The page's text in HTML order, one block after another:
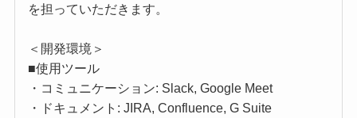
を担っていただきます。
＜開発環境＞
■使用ツール
・コミュニケーション: Slack, Google Meet
・ドキュメント: JIRA, Confluence, G Suite